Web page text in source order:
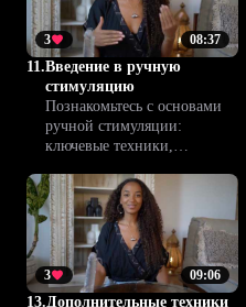
партнера.
08:37
3
11.Введение в ручную
стимуляцию
Познакомьтесь с основами
ручной стимуляции:
ключевые техники,
первые шаги для уверенного
освоения более сложных
практик в будущем.
09:06
3
13.Дополнительные техники